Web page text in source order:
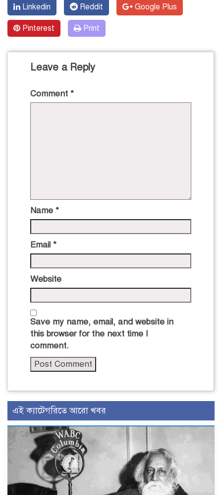
Linkedin Reddit Google Plus
Pinterest Print
Leave a Reply
Comment *
Name *
Email *
Website
Save my name, email, and website in
this browser for the next time I
comment.
এই ক্যাটেগরিতে আরো খবর